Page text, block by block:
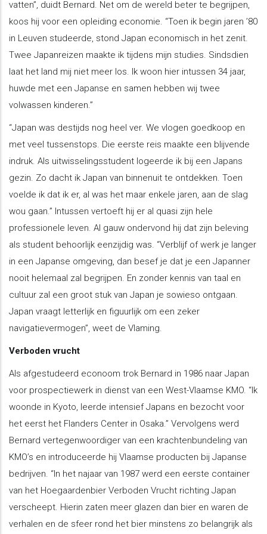
vatten”, duidt Bernard. Net om de wereld beter te begrijpen,
koos hij voor een opleiding economie. “Toen ik begin jaren ’80
in Leuven studeerde, stond Japan economisch in het zenit.
Twee Japanreizen maakte ik tijdens mijn studies. Sindsdien
laat het land mij niet meer los. Ik woon hier intussen 34 jaar,
huwde met een Japanse en samen hebben wij twee
volwassen kinderen.”
“Japan was destijds nog heel ver. We vlogen goedkoop en
met veel tussenstops. Die eerste reis maakte een blijvende
indruk. Als uitwisselingsstudent logeerde ik bij een Japans
gezin. Zo dacht ik Japan van binnenuit te ontdekken. Toen
voelde ik dat ik er, al was het maar enkele jaren, aan de slag
wou gaan.” Intussen vertoeft hij er al quasi zijn hele
professionele leven. Al gauw ondervond hij dat zijn beleving
als student behoorlijk eenzijdig was. “Verblijf of werk je langer
in een Japanse omgeving, dan besef je dat je een Japanner
nooit helemaal zal begrijpen. En zonder kennis van taal en
cultuur zal een groot stuk van Japan je sowieso ontgaan.
Japan vraagt letterlijk en figuurlijk om een zeker
navigatievermogen”, weet de Vlaming.
Verboden vrucht
Als afgestudeerd econoom trok Bernard in 1986 naar Japan
voor prospectiewerk in dienst van een West-Vlaamse KMO. “Ik
woonde in Kyoto, leerde intensief Japans en bezocht voor
het eerst het Flanders Center in Osaka.” Vervolgens werd
Bernard vertegenwoordiger van een krachtenbundeling van
KMO’s en introduceerde hij Vlaamse producten bij Japanse
bedrijven. “In het najaar van 1987 werd een eerste container
van het Hoegaardenbier Verboden Vrucht richting Japan
verscheept. Hierin zaten meer glazen dan bier en waren de
verhalen en de sfeer rond het bier minstens zo belangrijk als